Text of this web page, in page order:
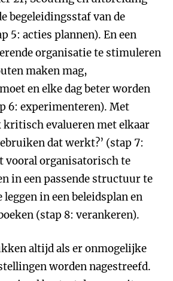
begeleidingsstaf van de
5: acties plannen). En een
organisatie te stimuleren
maken mag,
en elke dag beter worden
6: experimenteren). Met
evalueren met elkaar
dat werkt?’ (stap 7:
vooral organisatorisch te
in een passende structuur te
in een beleidsplan en
(stap 8: verankeren).
altijd als er onmogelijke
worden nagestreefd.